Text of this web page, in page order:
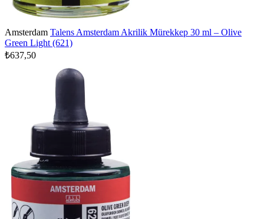
Amsterdam Talens Amsterdam Akrilik Mürekkep 30 ml – Olive
Green Light (621)
₺637,50